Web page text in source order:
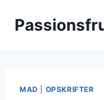
MAD OPSKRIFTER